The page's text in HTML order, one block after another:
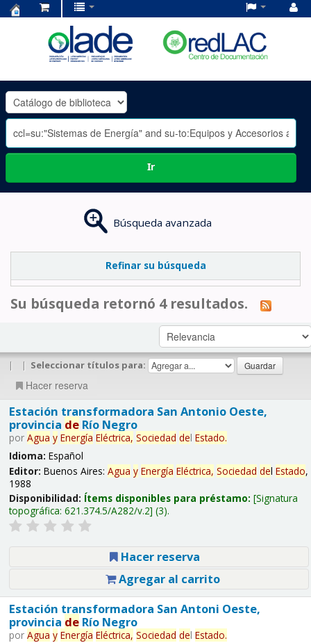
OLADE
-
Ir
Búsqueda avanzada
Refinar su búsqueda
Su búsqueda retornó 4 resultados.
| | Seleccionar títulos para:
Hacer reserva
Estación transformadora San Antonio Oeste,
provincia deRío Negro
por Agua y Energía Eléctrica, Sociedad del Estado.
Idioma: Español
Editor: Buenos Aires: Agua y Energía Eléctrica, Sociedad del Estado,
1988
Disponibilidad: Ítems disponibles para préstamo: Signatura
topográfica: 621.374.5/A282/v.2 (3).
Hacer reserva
Agregar al carrito
Estación transformadora San Antoni Oeste,
provincia deRío Negro
por Agua y Energía Eléctrica, Sociedad del Estado.